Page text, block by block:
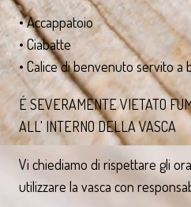
• Accappatoio
• Ciabatte
• Calice di benvenuto servito a
É SEVERAMENTE VIETATO
ALL' INTERNO DELLA VASCA
Vi chiediamo di rispettare gli
utilizzare la vasca con